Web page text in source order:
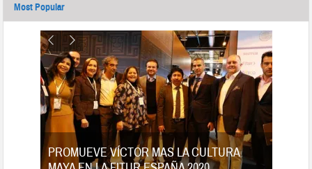
Most Popular
PROMUEVE VÍCTOR MAS LA CULTURA